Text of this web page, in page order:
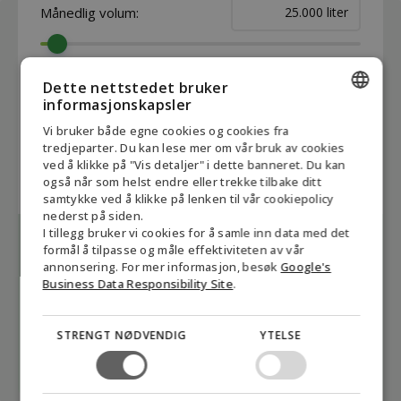
Månedlig volum: liter
Dine årlige CO₂-utslipp
Tradisjonell diesel B7:
B100 Biodiesel RME:
279tCO₂e
HVO100 Renewable Diesel:
164
Årlig reduksjon i CO₂e
B100 Biodiesel RME: 652tCO₂e
HVO100 Renewable Diesel: 796tCO₂e
DANISH
GERMAN
SWEDISH
Dette nettstedet bruker
informasjonskapsler
Vi bruker både egne cookies og cookies fra
tredjeparter. Du kan lese mer om vår bruk av cookies
ved å klikke på "Vis detaljer" i dette banneret. Du kan
også når som helst endre eller trekke tilbake ditt
samtykke ved å klikke på lenken til vår cookiepolicy
nederst på siden.
I tillegg bruker vi cookies for å samle inn data med det
formål å tilpasse og måle effektiviteten av vår
annonsering. For mer informasjon, besøkGoogle's
Business Data Responsibility Site.
STRENGT NØDVENDIG YTELSE